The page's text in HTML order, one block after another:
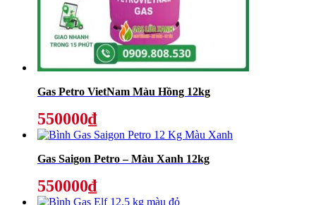
Gas Petro VietNam Màu Hồng 12kg
550000₫
Gas Saigon Petro – Màu Xanh 12kg
550000₫